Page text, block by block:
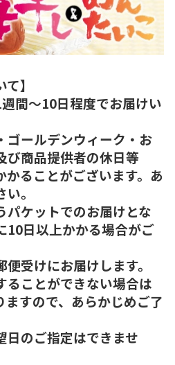
】
間～10日程度でお届けい
ールデンウィーク・お
び商品提供者の休日等
かることがございます。あ
。
ケットでのお届けとな
10日以上かかる場合がご
受けにお届けします。
ことができない場合は
すので、あらかじめご了
のご指定はできませ